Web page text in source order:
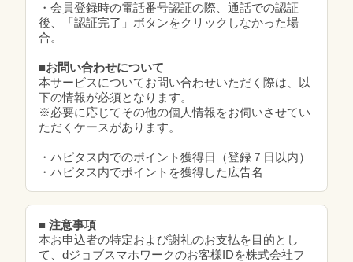
・会員登録時の電話番号認証の際、通話での認証
後、「認証完了」ボタンをクリックしなかった場
合。
■お問い合わせについて
本サービスについてお問い合わせいただく際は、以
下の情報が必須となります。
※必要に応じてその他の個人情報をお伺いさせてい
ただくケースがあります。
・ハピタス内でのポイント獲得日（登録７日以内）
・ハピタス内でポイントを獲得した広告名
■ 注意事項
本お申込者の特定および謝礼のお支払を目的とし
て、dジョブスマホワークのお客様IDを株式会社フ